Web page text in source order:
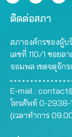
ติดต่อสภา
สภาองค์กรของผู้บ
เลขที่ 110/1 ซอย
จอมพล เขตจตุจัก
E-mail :
โทรศัพท์ 0-2938-
(เวลาทำการ